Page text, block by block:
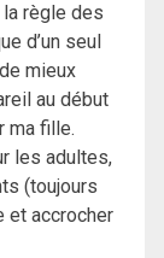
règle des
d’un seul
mieux
au début
ma fille.
les adultes,
(toujours
et accrocher